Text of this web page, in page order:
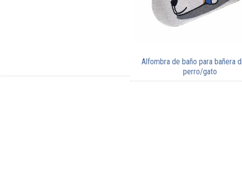
Alfombra de baño para bañera
perro/gato